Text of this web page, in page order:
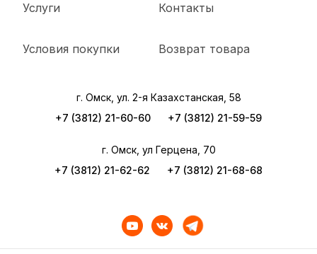
Услуги
Условия покупки
Контакты
Возврат товара
г. Омск, ул. 2-я Казахстанская, 58
+7 (3812) 21-60-60
+7 (3812) 21-59-59
г. Омск, ул Герцена, 70
+7 (3812) 21-62-62
+7 (3812) 21-68-68